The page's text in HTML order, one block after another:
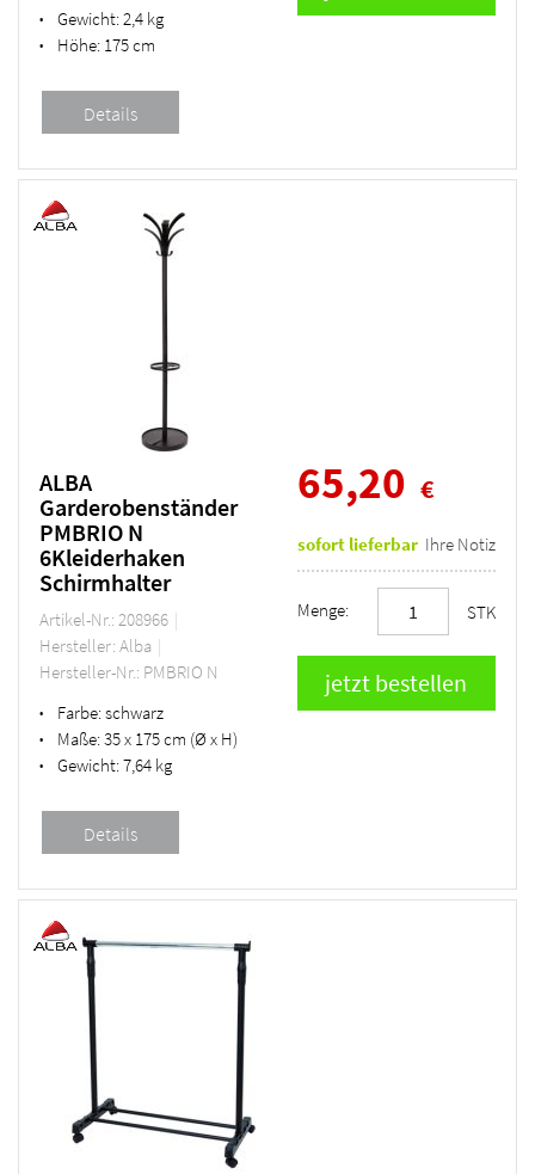
• Gewicht:2,4 kg
• Höhe: 175 cm
ALBA
Garderobenständer
PMBRIO N
6Kleiderhaken
Schirmhalter
Artikel-Nr.: 208966
Hersteller: Alba
Hersteller-Nr.: PMBRIO N
• Farbe:schwarz
• Maße:35 x 175 cm (Ø x H)
• Gewicht:7,64 kg
65,20 €
sofort lieferbar Ihre Notiz
Menge: STK